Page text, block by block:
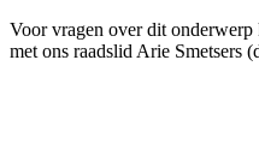
Voor vragen over dit
met ons raadslid Arie